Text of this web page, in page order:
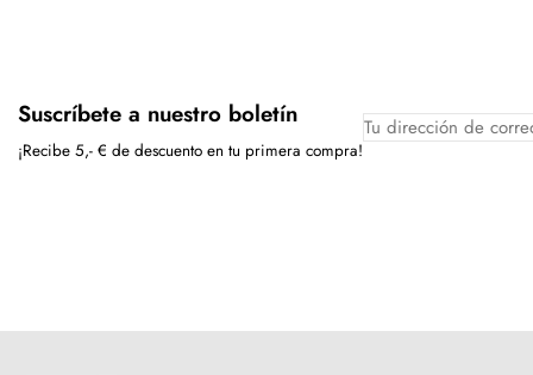
Suscríbete a nuestro boletín
¡Recibe 5,- € de descuento en tu primera compra!